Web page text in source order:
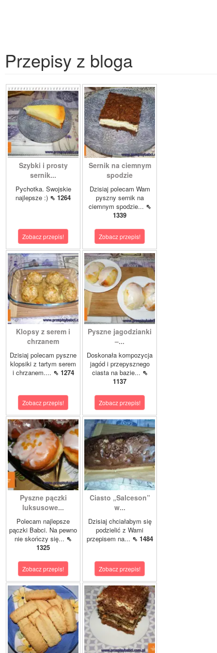
Przepisy z bloga
Szybki i prosty
sernik...
Pychotka. Swojskie
najlepsze :) ⇖ 1264
Zobacz przepis!
Sernik na ciemnym
spodzie
Dzisiaj polecam Wam
pyszny sernik na
ciemnym spodzie... ⇖
1339
Zobacz przepis!
Klopsy z serem i
chrzanem
Dzisiaj polecam pyszne
klopsiki z tartym serem
i chrzanem.... ⇖ 1274
Zobacz przepis!
Pyszne jagodzianki
–...
Doskonała kompozycja
jagód i przepysznego
ciasta na bazie... ⇖
1137
Zobacz przepis!
Pyszne pączki
luksusowe...
Polecam najlepsze
pączki Babci. Na pewno
nie skończy się... ⇖
1325
Zobacz przepis!
Ciasto „Salceson”
w...
Dzisiaj chciałabym się
podzielić z Wami
przepisem na... ⇖ 1484
Zobacz przepis!